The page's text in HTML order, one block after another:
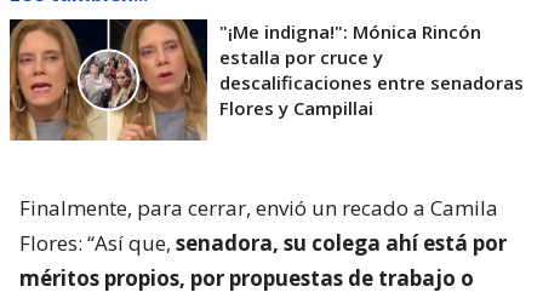
"¡Me indigna!": Mónica Rincón
estalla por cruce y
descalificaciones entre senadoras
Flores y Campillai
Finalmente, para cerrar, envió un recado a Camila
Flores: “Así que, senadora, su colega ahí está por
méritos propios, por propuestas de trabajo o